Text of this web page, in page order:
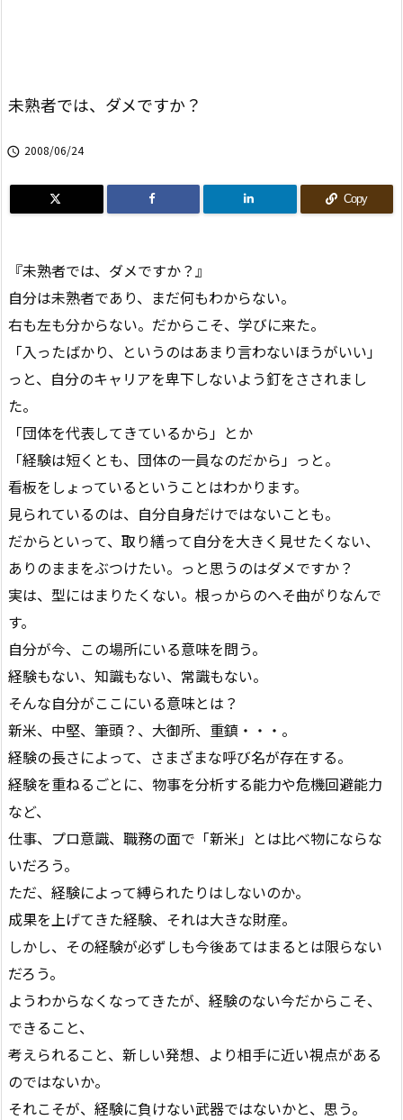
未熟者では、ダメですか？
 2008/06/24
Copy
『未熟者では、ダメですか？』
自分は未熟者であり、まだ何もわからない。
右も左も分からない。だからこそ、学びに来た。
「入ったばかり、というのはあまり言わないほうがいい」
っと、自分のキャリアを卑下しないよう釘をさされまし
た。
「団体を代表してきているから」とか
「経験は短くとも、団体の一員なのだから」っと。
看板をしょっているということはわかります。
見られているのは、自分自身だけではないことも。
だからといって、取り繕って自分を大きく見せたくない、
ありのままをぶつけたい。っと思うのはダメですか？
実は、型にはまりたくない。根っからのへそ曲がりなんで
す。
自分が今、この場所にいる意味を問う。
経験もない、知識もない、常識もない。
そんな自分がここにいる意味とは？
新米、中堅、筆頭？、大御所、重鎮・・・。
経験の長さによって、さまざまな呼び名が存在する。
経験を重ねるごとに、物事を分析する能力や危機回避能力
など、
仕事、プロ意識、職務の面で「新米」とは比べ物にならな
いだろう。
ただ、経験によって縛られたりはしないのか。
成果を上げてきた経験、それは大きな財産。
しかし、その経験が必ずしも今後あてはまるとは限らない
だろう。
ようわからなくなってきたが、経験のない今だからこそ、
できること、
考えられること、新しい発想、より相手に近い視点がある
のではないか。
それこそが、経験に負けない武器ではないかと、思う。